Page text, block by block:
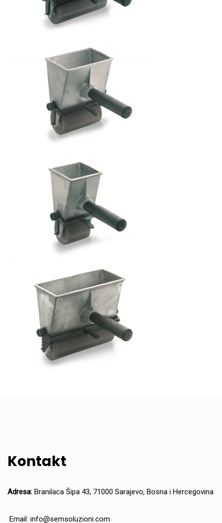
Kontakt
Adresa: Branilaca Šipa 43, 71000 Sarajevo, Bosna i Hercegovina
Email: info@semsoluzioni.com